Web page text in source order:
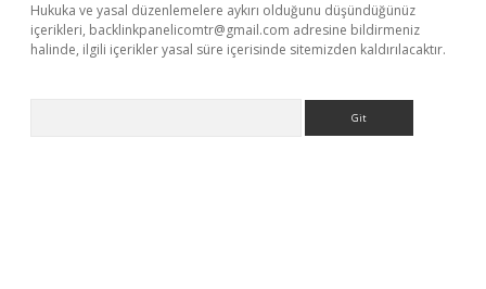
Hukuka ve yasal düzenlemelere aykırı olduğunu düşündüğünüz
içerikleri, backlinkpanelicomtr@gmail.com adresine bildirmeniz
halinde, ilgili içerikler yasal süre içerisinde sitemizden kaldırılacaktır.